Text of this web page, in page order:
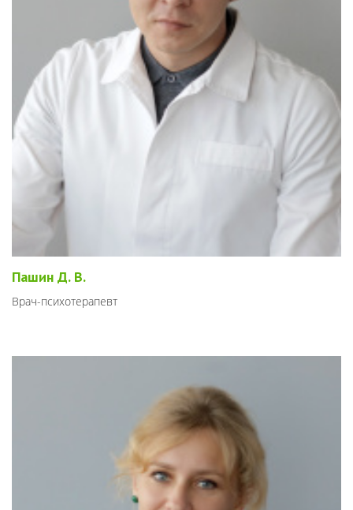
Пашин Д. В.
Врач-психотерапевт